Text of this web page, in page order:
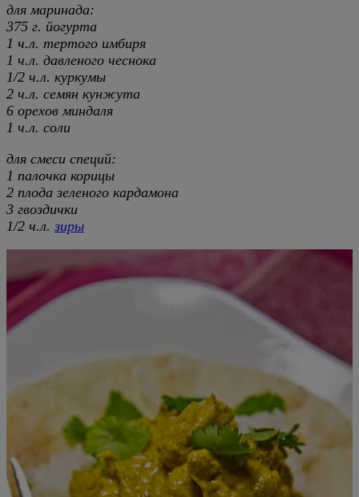
для маринада:
375 г. йогурта
1 ч.л. тертого имбиря
1 ч.л. давленого чеснока
1/2 ч.л. куркумы
2 ч.л. семян кунжута
6 орехов миндаля
1 ч.л. соли
для смеси специй:
1 палочка корицы
2 плода зеленого кардамона
3 гвоздички
1/2 ч.л. зиры